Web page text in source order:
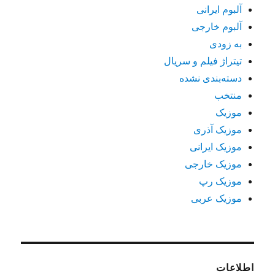
آلبوم ایرانی
آلبوم خارجی
به زودی
تیتراژ فیلم و سریال
دسته‌بندی نشده
منتخب
موزیک
موزیک آذری
موزیک ایرانی
موزیک خارجی
موزیک رپ
موزیک عربی
اطلاعات